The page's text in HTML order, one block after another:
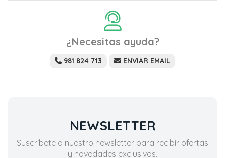
¿Necesitas ayuda?
981 824 713 ENVIAR EMAIL
NEWSLETTER
Suscríbete a nuestro newsletter para recibir ofertas
y novedades exclusivas.